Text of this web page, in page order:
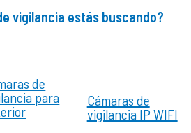
vigilancia estás buscando?
de
para
Cámaras de
vigilancia IP WIFI